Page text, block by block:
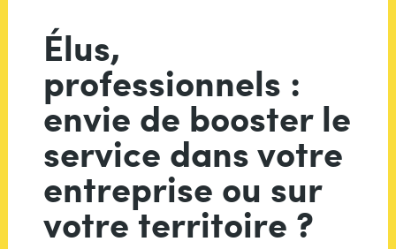
Élus,
professionnels :
envie de booster le
service dans votre
entreprise ou sur
votre territoire ?